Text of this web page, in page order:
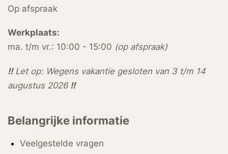
Op afspraak
Werkplaats:
ma. t/m vr.: 10:00 - 15:00 (op afspraak)
!!Let op: Wegens vakantie gesloten van 3 t/m 14
augustus 2026 !!
Belangrijke informatie
Veelgestelde vragen